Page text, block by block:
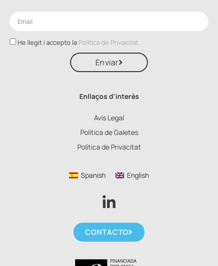
He llegit i accepto la Política de Privacitat.
Enviar
Enllaços d'interès
Avís Legal
Política de Galetes
Política de Privacitat
Spanish English
CONTACTO